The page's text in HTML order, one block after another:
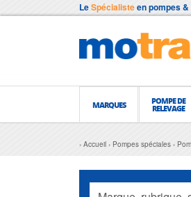
LeSpécialisteen pompes
MARQUES POMPE DE
RELEVAGE
Accueil Pompes spéciales